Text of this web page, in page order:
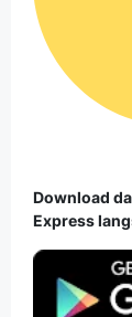
Download
Express